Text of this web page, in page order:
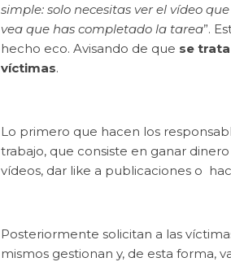
simple: solo necesitas ver el vídeo
vea que has completado la tarea”.
hecho eco. Avisando de que se
víctimas.
Lo primero que hacen los
trabajo, que consiste en ganar
vídeos, dar like a publicaciones o
Posteriormente solicitan a las
mismos gestionan y, de esta forma,